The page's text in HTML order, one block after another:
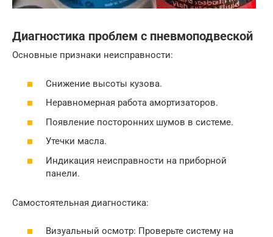
Диагностика проблем с пневмоподвеской
Основные признаки неисправности:
Снижение высоты кузова.
Неравномерная работа амортизаторов.
Появление посторонних шумов в системе.
Утечки масла.
Индикация неисправности на приборной
панели.
Самостоятельная диагностика:
Визуальный осмотр: Проверьте систему на